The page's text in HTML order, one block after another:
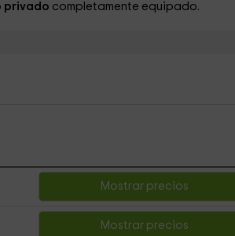
privado completamente equipado.
Mostrar precios
Mostrar precios